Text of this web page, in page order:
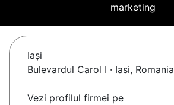
marketing
Iaşi
Bulevardul Carol I · Iasi, Romania
Vezi profilul firmei pe